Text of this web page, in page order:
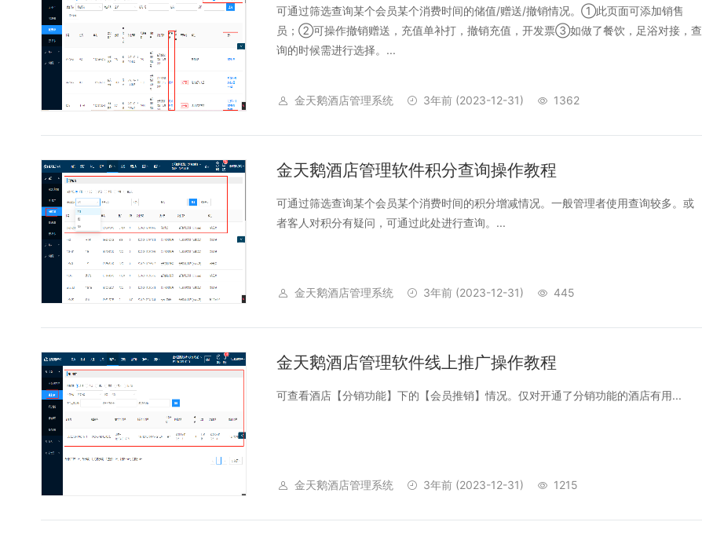
可通过筛选查询某个会员某个消费时间的储值/赠送/撤销情况。①此页面可添加销售
员；②可操作撤销赠送，充值单补打，撤销充值，开发票③如做了餐饮，足浴对接，查
询的时候需进行选择。...
金天鹅酒店管理系统 3年前 (2023-12-31) 1362
金天鹅酒店管理软件积分查询操作教程
可通过筛选查询某个会员某个消费时间的积分增减情况。一般管理者使用查询较多。或
者客人对积分有疑问，可通过此处进行查询。...
金天鹅酒店管理系统 3年前 (2023-12-31) 445
金天鹅酒店管理软件线上推广操作教程
可查看酒店【分销功能】下的【会员推销】情况。仅对开通了分销功能的酒店有用...
金天鹅酒店管理系统 3年前 (2023-12-31) 1215